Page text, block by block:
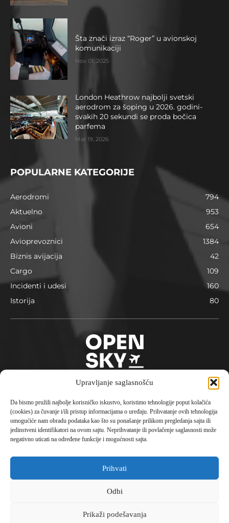
Upravljanje saglasnošću
Da bismo pružili najbolje korisničko iskustvo, koristimo tehnologije poput kolačića
(cookies) za čuvanje i/ili pristup informacijama o uređaju. Prihvatanje ovih tehnologija
omogućiće nam obradu podataka kao što su ponašanje prilikom pregledanja sajta ili
jedinstveni identifikatori na ovom sajtu. Neprihvatanje ili povlačenje saglasnosti može
negativno uticati na određene funkcije i mogućnosti sajta.
Prihvati
Odbi
Prikaži podešavanja
Šta znači izraz “Roger” u avionskoj
komunikaciji
Nov 01, 2025
London Heathrow najbolji svetski
aerodrom za šoping u 2026. godini-
svakih 20 sekundi se proda bočica
parfema
Mar 19, 2026
POPULARNE KATEGORIJE
Aerodromi
794
Aktuelno
953
Avioni
654
Avioprevoznici
1384
Biznis avijacija
42
Cargo
109
Incidenti i udesi
160
Istorija
80
O nama
Opensky je avio portal pokrenut 2023. godine sa
konceptom aktuelne i istorijske informacije, putovanja,
Kontaktirajte nas:office@opensky.rs